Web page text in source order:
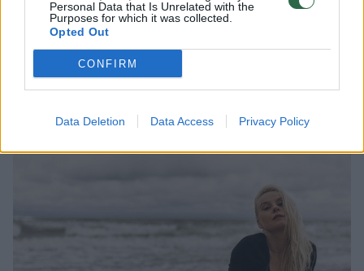
Personal Data that Is Unrelated with the
Purposes for which it was collected.
Opted Out
CONFIRM
Data Deletion Data Access Privacy Policy